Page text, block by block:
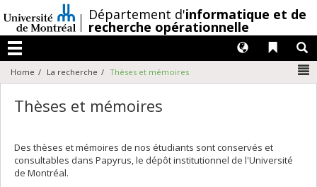
au
contenu
/Département d'informatique et de
recherche opérationnelle
Menu
Liens
Langues
Home La recherche Thèses et mémoires
Thèses et mémoires
Des thèses et mémoires de nos étudiants sont conservés et
consultables dans Papyrus, le dépôt institutionnel de l'Université
de Montréal.